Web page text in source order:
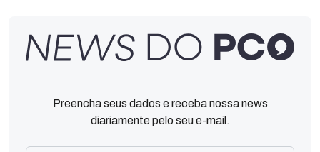
Preencha seus dados e receba nossa news
diariamente pelo seu e-mail.